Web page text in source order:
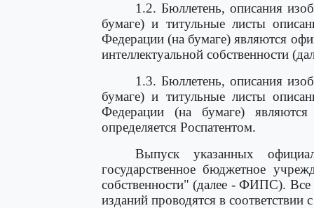
1.2. Бюллетень, описания
бумаге) и титульные листы
Федерации (на бумаге) являются
интеллектуальной собственности
1.3. Бюллетень, описания
бумаге) и титульные листы
Федерации (на бумаге) являются
определяется Роспатентом.
Выпуск указанных
государственное бюджетное
собственности" (далее - ФИПС).
изданий проводятся в